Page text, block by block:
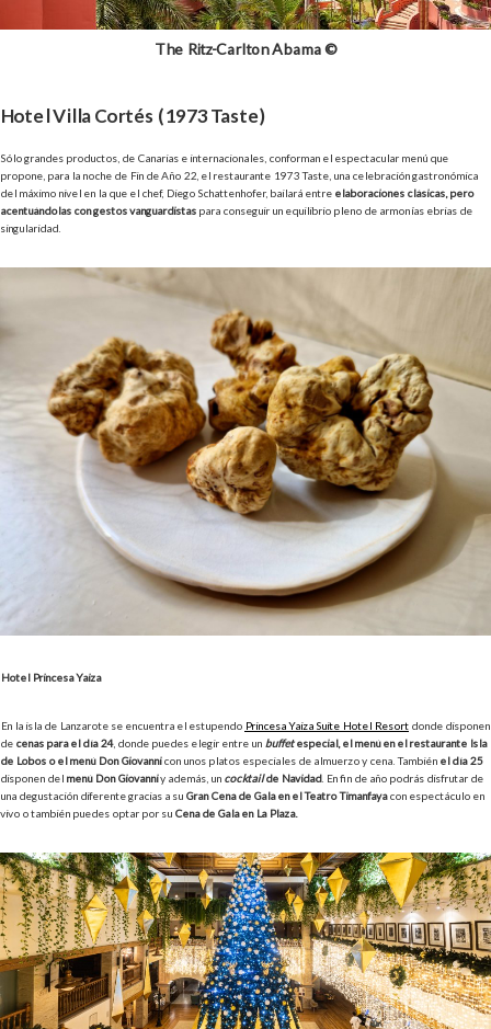
The Ritz-Carlton Abama ©
Hotel Villa Cortés (1973 Taste)
Sólo grandes productos, de Canarias e internacionales, conforman el espectacular menú que
propone, para la noche de Fin de Año 22, el restaurante 1973 Taste, una celebración gastronómica
del máximo nivel en la que el chef, Diego Schattenhofer, bailará entre elaboraciones clásicas, pero
acentuándolas con gestos vanguardistas para conseguir un equilibrio pleno de armonías ebrias de
singularidad.
Hotel Princesa Yaiza
En la isla de Lanzarote se encuentra el estupendo Princesa Yaiza Suite Hotel Resort donde disponen
de cenas para el día 24, donde puedes elegir entre un buffetespecial, el menú en el restaurante Isla
de Lobos o el menú Don Giovannicon unos platos especiales de almuerzo y cena. También el día 25
disponen del menú Don Giovanniy además, un cocktailde Navidad. En fin de año podrás disfrutar de
una degustación diferente gracias a su Gran Cena de Gala en el Teatro Timanfayacon espectáculo en
vivo o también puedes optar por su Cena de Gala en La Plaza.